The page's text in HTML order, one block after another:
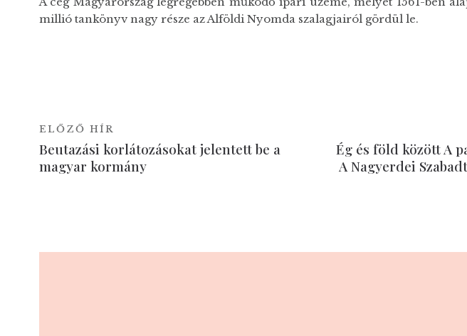
millió tankönyv nagy része az Alföldi Nyomda szalagjairól gördül le.
ELŐZŐ HÍR
Beutazási korlátozásokat jelentett be a
magyar kormány
Ég és föld között A
A Nagyerdei